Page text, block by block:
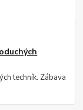
techník. Zábava